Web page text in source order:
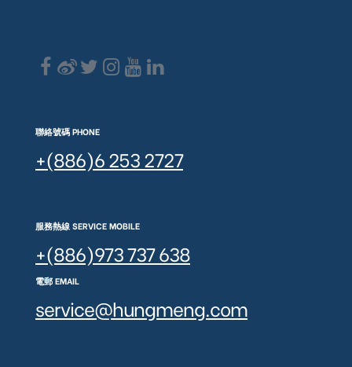
聯絡號碼 PHONE
+(886)6 253 2727
服務熱線 SERVICE MOBILE
+(886)973 737 638
電郵 EMAIL
service@hungmeng.com